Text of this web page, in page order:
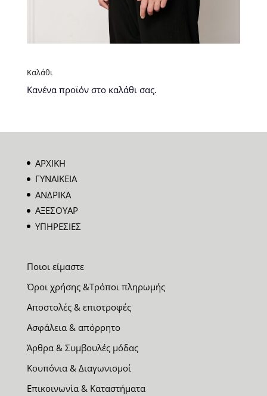
Καλάθι
Κανένα προϊόν στο καλάθι σας.
ΑΡΧΙΚΗ
ΓΥΝΑΙΚΕΙΑ
ΑΝΔΡΙΚΑ
ΑΞΕΣΟΥΑΡ
ΥΠΗΡΕΣΙΕΣ
Ποιοι είμαστε
Όροι χρήσης &Τρόποι πληρωμής
Αποστολές & επιστροφές
Ασφάλεια & απόρρητο
Άρθρα & Συμβουλές μόδας
Κουπόνια & Διαγωνισμοί
Επικοινωνία & Καταστήματα